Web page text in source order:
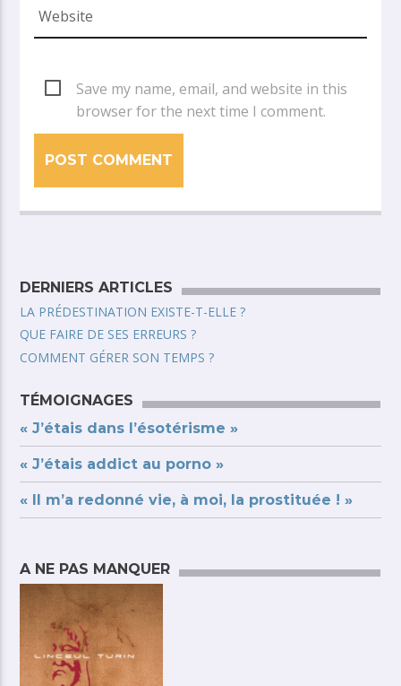
Save my name, email, and website in this
browser for the next time I comment.
DERNIERS ARTICLES
LA PRÉDESTINATION EXISTE-T-ELLE ?
QUE FAIRE DE SES ERREURS ?
COMMENT GÉRER SON TEMPS ?
TÉMOIGNAGES
« J’étais dans l’ésotérisme »
« J’étais addict au porno »
« Il m’a redonné vie, à moi, la prostituée ! »
A NE PAS MANQUER